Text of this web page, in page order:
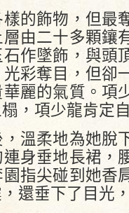
的飾物，但最
由二十多顆鑲
作墜飾，與頭
彩奪目，但卻
麗的氣質。項
，項少龍肯定
溫柔地為她脫
身垂地長裙，
指尖碰到她香
還垂下了目光